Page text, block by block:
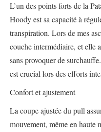
L’un des points forts de la
Hoody est sa capacité à
transpiration. Lors de mes
couche intermédiaire, et elle
sans provoquer de
est crucial lors des efforts
Confort et ajustement
La coupe ajustée du pull
mouvement, même en haute